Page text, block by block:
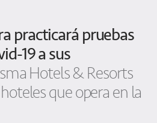
practicará pruebas
19 a sus
Hotels & Resorts
que opera en la